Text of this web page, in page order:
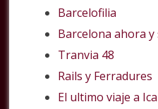
Barcelofilia
Barcelona ahora y
Tranvia 48
Rails y Ferradures
El ultimo viaje a